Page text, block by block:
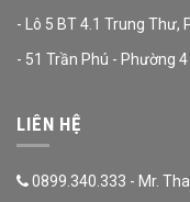
- Lô 5 BT 4.1 Trung Thư,
- 51 Trần Phú - Phường
LIÊN HỆ
0899.340.333 - Mr.